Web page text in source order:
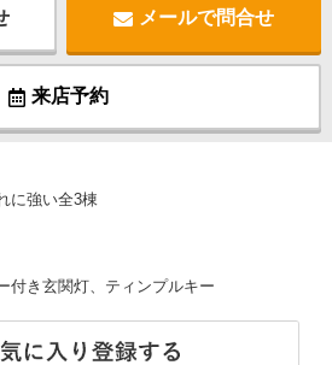
メールで問合せ
来店予約
に強い全3棟
付き玄関灯、ティンプルキー